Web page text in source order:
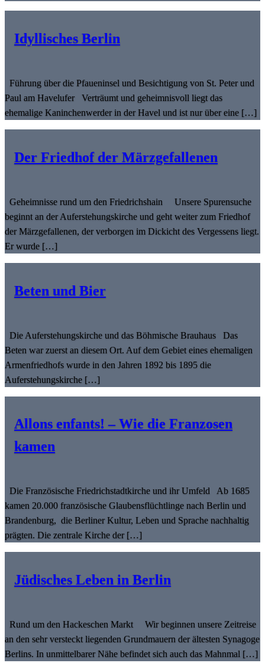
Idyllisches Berlin
Führung über die Pfaueninsel und Besichtigung von St. Peter und
Paul am Havelufer Verträumt und geheimnisvoll liegt das
ehemalige Kaninchenwerder in der Havel und ist nur über eine […]
Der Friedhof der Märzgefallenen
Geheimnisse rund um den Friedrichshain Unsere Spurensuche
beginnt an der Auferstehungskirche und geht weiter zum Friedhof
der Märzgefallenen, der verborgen im Dickicht des Vergessens liegt.
Er wurde […]
Beten und Bier
Die Auferstehungskirche und das Böhmische Brauhaus Das
Beten war zuerst an diesem Ort. Auf dem Gebiet eines ehemaligen
Armenfriedhofs wurde in den Jahren 1892 bis 1895 die
Auferstehungskirche […]
Allons enfants! – Wie die Franzosen
kamen
Die Französische Friedrichstadtkirche und ihr Umfeld Ab 1685
kamen 20.000 französische Glaubensflüchtlinge nach Berlin und
Brandenburg, die Berliner Kultur, Leben und Sprache nachhaltig
prägten. Die zentrale Kirche der […]
Jüdisches Leben in Berlin
Rund um den Hackeschen Markt Wir beginnen unsere Zeitreise
an den sehr versteckt liegenden Grundmauern der ältesten Synagoge
Berlins. In unmittelbarer Nähe befindet sich auch das Mahnmal […]